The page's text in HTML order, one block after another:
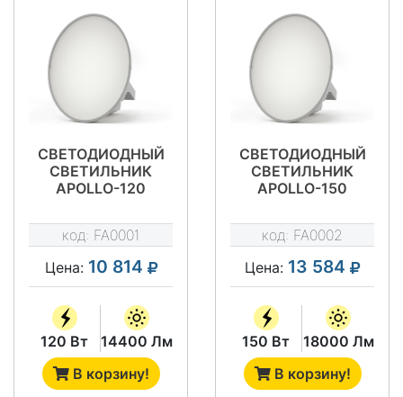
СВЕТОДИОДНЫЙ
СВЕТИЛЬНИК
APOLLO-120
код: FA0001
Цена: 10 814
120 Вт
14400 Лм
В корзину!
СВЕТОДИОДНЫЙ
СВЕТИЛЬНИК
APOLLO-150
код: FA0002
Цена: 13 584
150 Вт
18000 Лм
В корзину!